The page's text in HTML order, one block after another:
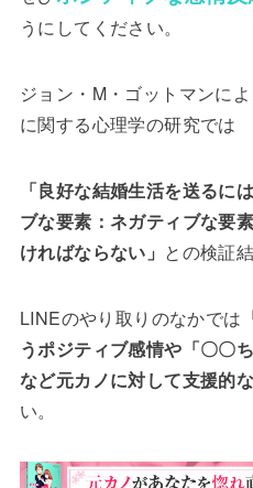
うにしてください。
ジョン・M・ゴットマンに
に関する心理学の研究では
「良好な結婚生活を送るに
ブな要素：ネガティブな要
ければならない」 との検証
LINEのやり取りのなかでは
うポジティブ感情や「〇〇
など元カノに対して支援的
い。